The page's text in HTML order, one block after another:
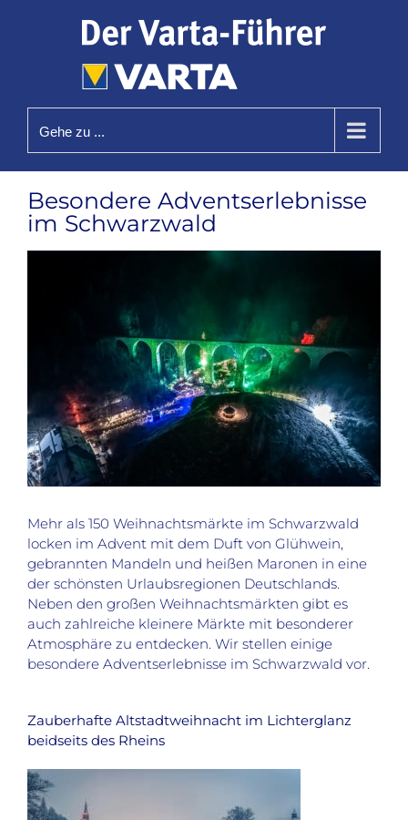
Gehe zu ...
Besondere Adventserlebnisse
im Schwarzwald
Mehr als 150 Weihnachtsmärkte im Schwarzwald
locken im Advent mit dem Duft von Glühwein,
gebrannten Mandeln und heißen Maronen in eine
der schönsten Urlaubsregionen Deutschlands.
Neben den großen Weihnachtsmärkten gibt es
auch zahlreiche kleinere Märkte mit besonderer
Atmosphäre zu entdecken. Wir stellen einige
besondere Adventserlebnisse im Schwarzwald vor.
Zauberhafte Altstadtweihnacht im Lichterglanz
beidseits des Rheins